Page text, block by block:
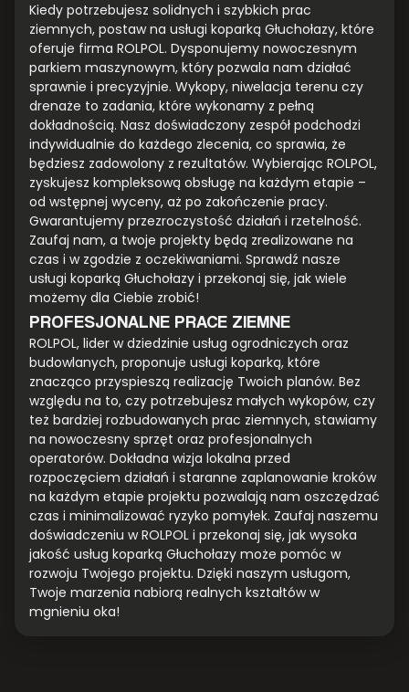
Kiedy potrzebujesz solidnych i szybkich prac
ziemnych, postaw na usługi koparką Głuchołazy, które
oferuje firma ROLPOL. Dysponujemy nowoczesnym
parkiem maszynowym, który pozwala nam działać
sprawnie i precyzyjnie. Wykopy, niwelacja terenu czy
drenaże to zadania, które wykonamy z pełną
dokładnością. Nasz doświadczony zespół podchodzi
indywidualnie do każdego zlecenia, co sprawia, że
będziesz zadowolony z rezultatów. Wybierając ROLPOL,
zyskujesz kompleksową obsługę na każdym etapie –
od wstępnej wyceny, aż po zakończenie pracy.
Gwarantujemy przezroczystość działań i rzetelność.
Zaufaj nam, a twoje projekty będą zrealizowane na
czas i w zgodzie z oczekiwaniami. Sprawdź nasze
usługi koparką Głuchołazy i przekonaj się, jak wiele
możemy dla Ciebie zrobić!
PROFESJONALNE PRACE ZIEMNE
ROLPOL, lider w dziedzinie usług ogrodniczych oraz
budowlanych, proponuje usługi koparką, które
znacząco przyspieszą realizację Twoich planów. Bez
względu na to, czy potrzebujesz małych wykopów, czy
też bardziej rozbudowanych prac ziemnych, stawiamy
na nowoczesny sprzęt oraz profesjonalnych
operatorów. Dokładna wizja lokalna przed
rozpoczęciem działań i staranne zaplanowanie kroków
na każdym etapie projektu pozwalają nam oszczędzać
czas i minimalizować ryzyko pomyłek. Zaufaj naszemu
doświadczeniu w ROLPOL i przekonaj się, jak wysoka
jakość usług koparką Głuchołazy może pomóc w
rozwoju Twojego projektu. Dzięki naszym usługom,
Twoje marzenia nabiorą realnych kształtów w
mgnieniu oka!